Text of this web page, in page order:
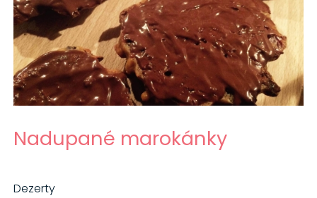
Nadupané marokánky
Dezerty